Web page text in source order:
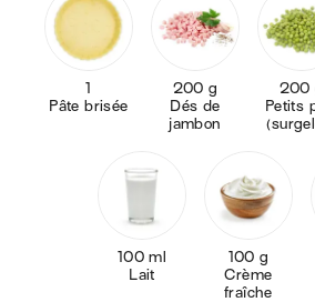
1
Pâte brisée
200 g
Dés de
jambon
200
Petits pois
100 ml
Lait
100 g
Crème
fraîche